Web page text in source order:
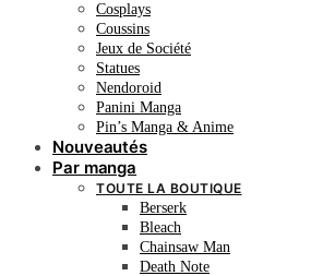
Cosplays
Coussins
Jeux de Société
Statues
Nendoroid
Panini Manga
Pin’s Manga & Anime
Nouveautés
Par manga
TOUTE LA BOUTIQUE
Berserk
Bleach
Chainsaw Man
Death Note